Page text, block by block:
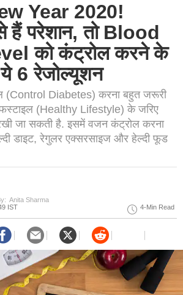
Year 2020!
हैं परेशान, तो Blood
को कंट्रोल करने के
6 रेजोल्यूशन
(Control Diabetes) करना बहुत जरूरी
(Healthy Lifestyle) के जरिए
जा सकती है. इसमें वजन कंट्रोल करना
डाइट, रेगुलर एक्‍सरसाइज और हेल्‍दी फूड
Anita Sharma
IST
4-Min Read